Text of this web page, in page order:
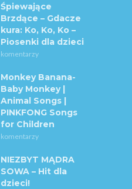
Śpiewające
Brzdące – Gdacze
kura: Ko, Ko, Ko –
Piosenki dla dzieci
komentarzy
Monkey Banana-
Baby Monkey |
Animal Songs |
PINKFONG Songs
for Children
komentarzy
NIEZBYT MĄDRA
SOWA – Hit dla
dzieci!